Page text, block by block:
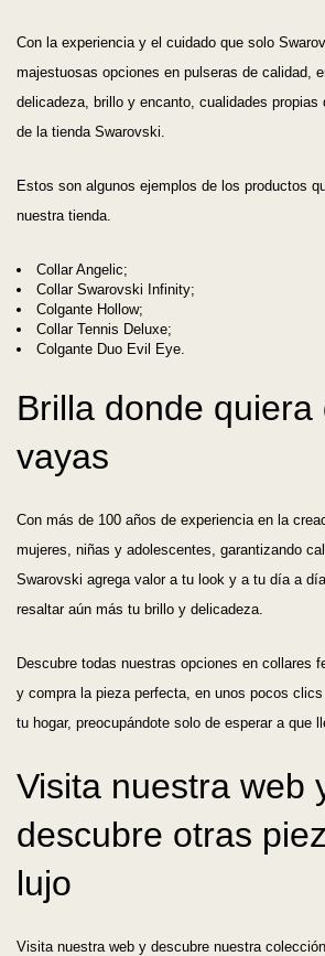
Con la experiencia y el cuidado que solo
majestuosas opciones en pulseras de calidad,
delicadeza, brillo y encanto, cualidades propias
de la tienda Swarovski.
Estos son algunos ejemplos de los productos
nuestra tienda.
Collar Angelic;
Collar Swarovski Infinity;
Colgante Hollow;
Collar Tennis Deluxe;
Colgante Duo Evil Eye.
Brilla donde quiera
vayas
Con más de 100 años de experiencia en la
mujeres, niñas y adolescentes, garantizando
Swarovski agrega valor a tu look y a tu día a
resaltar aún más tu brillo y delicadeza.
Descubre todas nuestras opciones en collares
y compra la pieza perfecta, en unos pocos
tu hogar, preocupándote solo de esperar a que
Visita nuestra web
descubre otras
lujo
Visita nuestra web y descubre nuestra